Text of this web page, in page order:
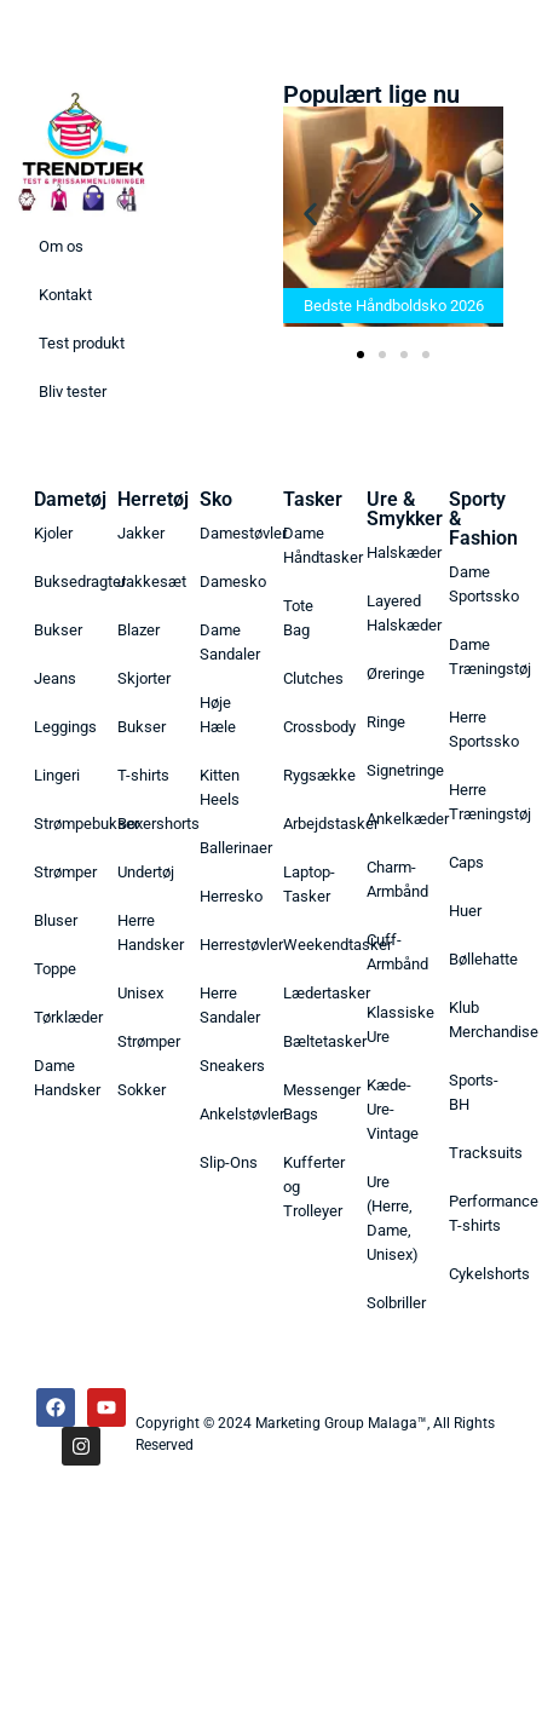
Om os
Kontakt
Test produkt
Bliv tester
Populært lige nu
Bedste Saunatæppe 2025 –
Find de bedste produkter her!
Bedste Håndboldsko 2026
Dametøj
Kjoler
Buksedragter
Bukser
Jeans
Leggings
Lingeri
Strømpebukser
Strømper
Bluser
Toppe
Tørklæder
Dame
Handsker
Herretøj
Jakker
Jakkesæt
Blazer
Skjorter
Bukser
T-shirts
Boxershorts
Undertøj
Herre
Handsker
Unisex
Strømper
Sokker
Sko
Damestøvler
Damesko
Dame
Sandaler
Høje
Hæle
Kitten
Heels
Ballerinaer
Herresko
Herrestøvler
Herre
Sandaler
Sneakers
Ankelstøvler
Slip-Ons
Tasker
Dame
Håndtasker
Tote
Bag
Clutches
Crossbody
Rygsække
Arbejdstasker
Laptop-
Tasker
Weekendtasker
Lædertasker
Bæltetasker
Messenger
Bags
Kufferter
og
Trolleyer
Ure &
Smykker
Halskæder
Layered
Halskæder
Øreringe
Ringe
Signetringe
Ankelkæder
Charm-
Armbånd
Cuff-
Armbånd
Klassiske
Ure
Kæde-
Ure-
Vintage
Ure
(Herre,
Dame,
Unisex)
Solbriller
Sporty
&
Fashion
Dame
Sportssko
Dame
Træningstøj
Herre
Sportssko
Herre
Træningstøj
Caps
Huer
Bøllehatte
Klub
Merchandise
Sports-
BH
Tracksuits
Performance
T-shirts
Cykelshorts
Copyright © 2024 Marketing Group Malaga™, All Rights
Reserved